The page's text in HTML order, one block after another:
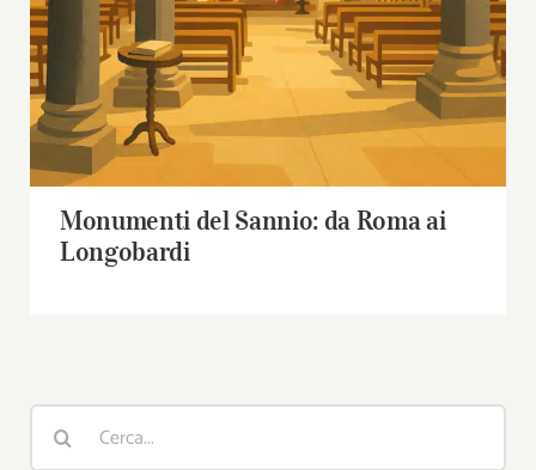
Monumenti del Sannio: da Roma ai
Longobardi
Cerca